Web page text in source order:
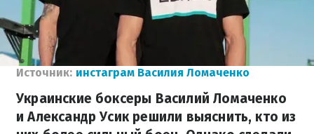
Источник: инстаграм Василия Ломаченко
Украинские боксеры Василий Ломаченко
и Александр Усик решили выяснить, кто из